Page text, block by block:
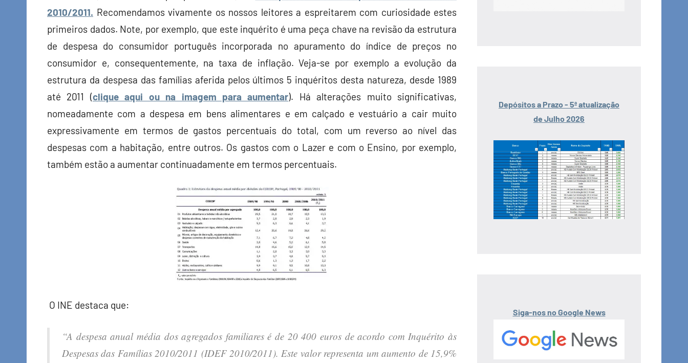
2010/2011. Recomendamos vivamente os nossos leitores a espreitarem com curiosidade estes
primeiros dados. Note, por exemplo, que este inquérito é uma peça chave na revisão da estrutura
de despesa do consumidor português incorporada no apuramento do índice de preços no
consumidor e, consequentemente, na taxa de inflação. Veja-se por exemplo a evolução da
estrutura da despesa das famílias aferida pelos últimos 5 inquéritos desta natureza, desde 1989
até 2011 (clique aqui ou na imagem para aumentar). Há alterações muito significativas,
nomeadamente com a despesa em bens alimentares e em calçado e vestuário a cair muito
expressivamente em termos de gastos percentuais do total, com um reverso ao nível das
despesas com a habitação, entre outros. Os gastos com o Lazer e com o Ensino, por exemplo,
também estão a aumentar continuadamente em termos percentuais.
O INE destaca que:
“A despesa anual média dos agregados familiares é de 20 400 euros de acordo com Inquérito às
Despesas das Famílias 2010/2011 (IDEF 2010/2011). Este valor representa um aumento de 15,9%
Depósitos a Prazo - 5ª atualização
de Julho 2026
Siga-nos no Google News